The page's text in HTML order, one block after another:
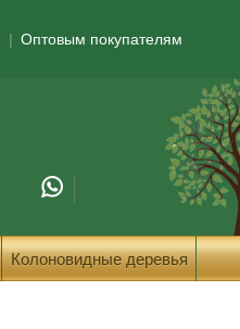
Оптовым покупателям
Колоновидные деревья